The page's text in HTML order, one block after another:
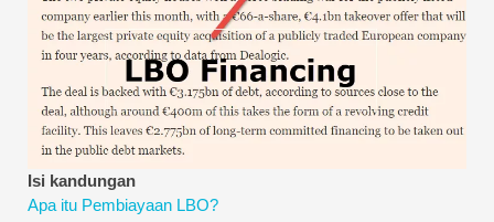
Panduan Kerjaya Kewangan
Sumber Persijilan Kewangan
Tutorial Pemodelan Kewangan
Bentuk penuh
Tutorial Pengurusan Risiko
Isi kandungan
Apa itu Pembiayaan LBO?